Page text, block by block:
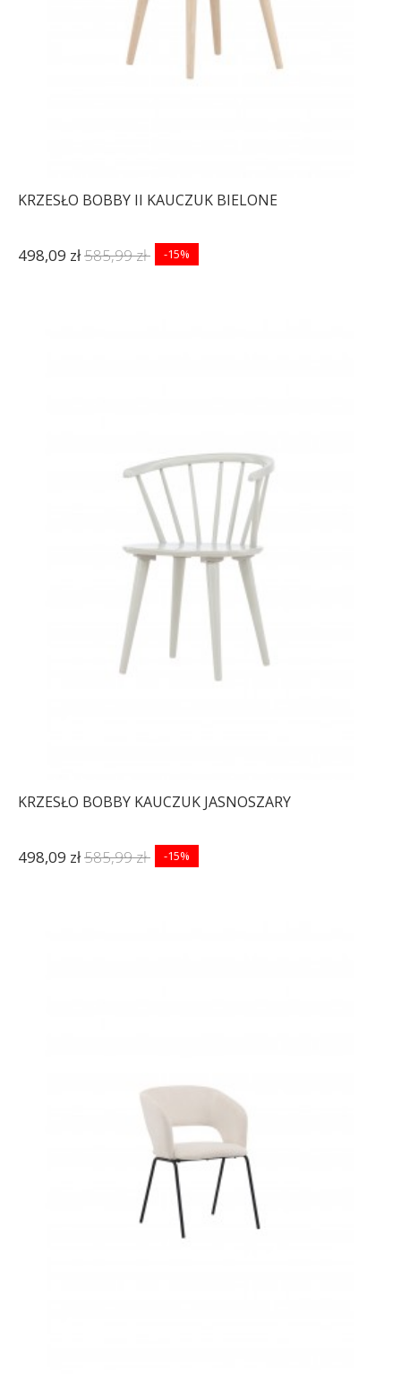
KRZESŁO BOBBY II KAUCZUK BIELONE
498,09 zł585,99 zł -15%
KRZESŁO BOBBY KAUCZUK JASNOSZARY
498,09 zł585,99 zł -15%